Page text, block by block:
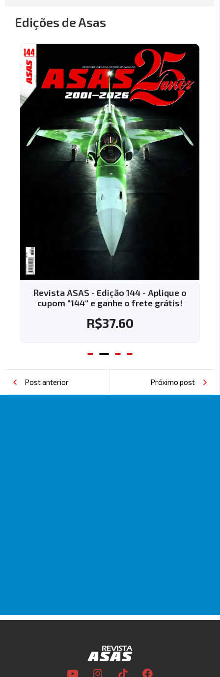
Edições de Asas
Revista ASAS - Edição 144 - Aplique o
cupom "144" e ganhe o frete grátis!
R$37.60
Post anterior Próximo post